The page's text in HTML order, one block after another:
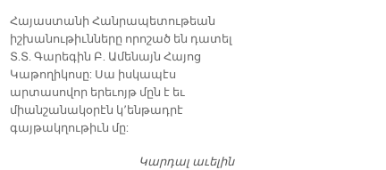
​Հայաստանի Հանրապետութեան
իշխանութիւնները որոշած են դատել
Տ.Տ. Գարեգին Բ. Ամենայն Հայոց
Կաթողիկոսը: Սա իսկապէս
արտասովոր երեւոյթ մըն է եւ
միանշանակօրէն կ՚ենթադրէ
գայթակղութիւն մը:
Կարդալ աւելինԴատել…